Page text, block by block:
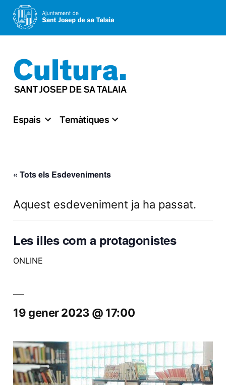
al
contingut
Espais Temàtiques
« Tots els Esdeveniments
Aquest esdeveniment ja ha passat.
Les illes com a protagonistes
ONLINE
19 gener 2023 @ 17:00